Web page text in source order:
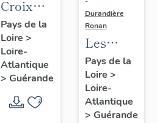
Croix
monumentales,
croix de
chemin,
calvaires
oratoires
Pays de la
Loire >
Loire-
Atlantique
> Guérande
Durandière
Ronan
Les
moulins
de
Guérande
Pays de la
Loire >
Loire-
Atlantique
> Guérande